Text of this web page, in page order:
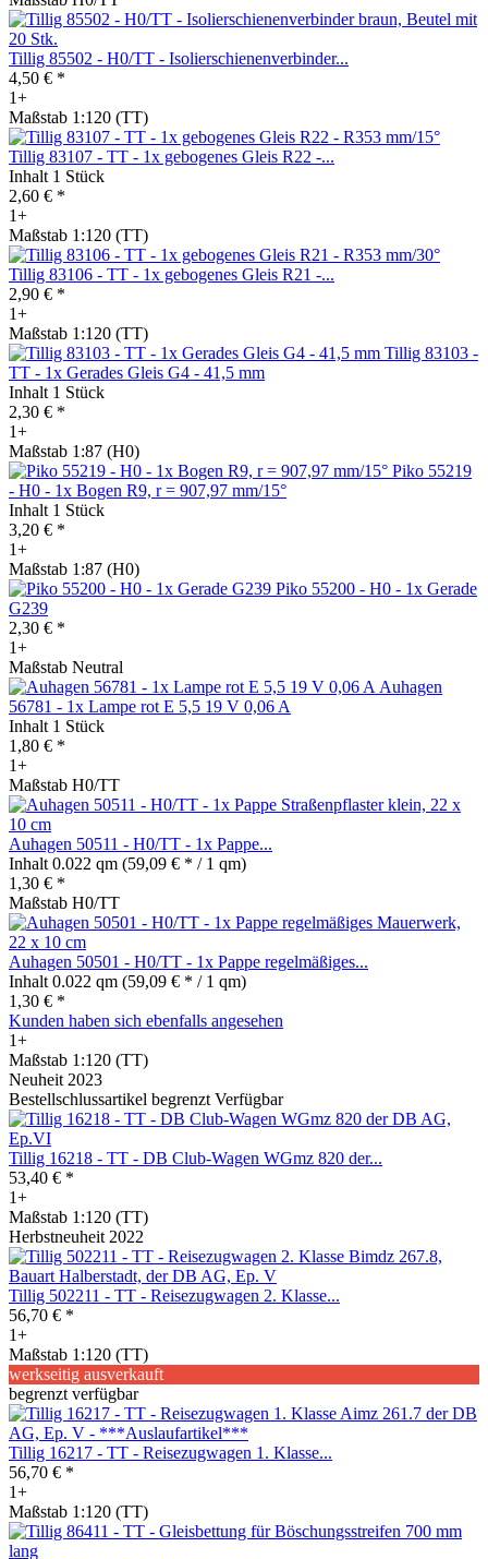
Tillig 85502 - H0/TT - Isolierschienenverbinder...
4,50 € *
1+
Maßstab 1:120 (TT)
Tillig 83107 - TT - 1x gebogenes Gleis R22 -...
Inhalt 1 Stück
2,60 € *
1+
Maßstab 1:120 (TT)
Tillig 83106 - TT - 1x gebogenes Gleis R21 -...
2,90 € *
1+
Maßstab 1:120 (TT)
Tillig 83103 -
TT - 1x Gerades Gleis G4 - 41,5 mm
Inhalt 1 Stück
2,30 € *
1+
Maßstab 1:87 (H0)
Piko 55219
- H0 - 1x Bogen R9, r = 907,97 mm/15°
Inhalt 1 Stück
3,20 € *
1+
Maßstab 1:87 (H0)
Piko 55200 - H0 - 1x Gerade
G239
2,30 € *
1+
Maßstab Neutral
Auhagen
56781 - 1x Lampe rot E 5,5 19 V 0,06 A
Inhalt 1 Stück
1,80 € *
1+
Maßstab H0/TT
Auhagen 50511 - H0/TT - 1x Pappe...
Inhalt 0.022 qm (59,09 € * / 1 qm)
1,30 € *
Maßstab H0/TT
Auhagen 50501 - H0/TT - 1x Pappe regelmäßiges...
Inhalt 0.022 qm (59,09 € * / 1 qm)
1,30 € *
Kunden haben sich ebenfalls angesehen
1+
Maßstab 1:120 (TT)
Neuheit 2023
Bestellschlussartikel begrenzt Verfügbar
Tillig 16218 - TT - DB Club-Wagen WGmz 820 der...
53,40 € *
1+
Maßstab 1:120 (TT)
Herbstneuheit 2022
Tillig 502211 - TT - Reisezugwagen 2. Klasse...
56,70 € *
1+
Maßstab 1:120 (TT)
werkseitig ausverkauft
begrenzt verfügbar
Tillig 16217 - TT - Reisezugwagen 1. Klasse...
56,70 € *
1+
Maßstab 1:120 (TT)